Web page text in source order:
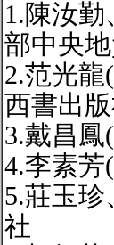
1.陳汝
部中央
2.范光
西書出版
3.戴昌鳳
4.李素芳
5.莊玉
社